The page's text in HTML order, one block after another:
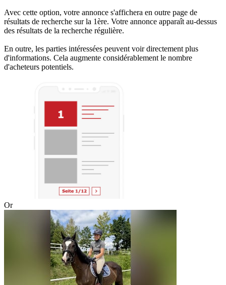
Avec cette option, votre annonce s'affichera en outre page de
résultats de recherche sur la 1ère. Votre annonce apparaît au-dessus
des résultats de la recherche régulière.
En outre, les parties intéressées peuvent voir directement plus
d'informations. Cela augmente considérablement le nombre
d'acheteurs potentiels.
Or